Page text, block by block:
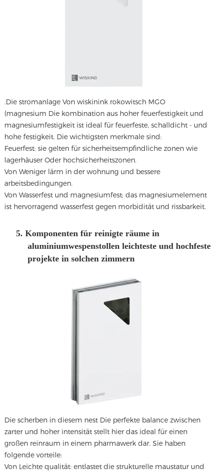
.Die stromanlage Von wiskinink rokowitsch MGO
(magnesium Die kombination aus hoher feuerfestigkeit und
magnesiumfestigkeit ist ideal für feuerfeste, schalldicht - und
hohe festigkeit. Die wichtigsten merkmale sind:
Feuerfest: sie gelten für sicherheitsempfindliche zonen wie
lagerhäuser Oder hochsicherheitszonen.
Von Weniger lärm in der wohnung und bessere
arbeitsbedingungen.
Von Wasserfest und magnesiumfest: das magnesiumelement
ist hervorragend wasserfest gegen morbidität und rissbarkeit.
5. Komponenten für reinigte räume in
aluminiumwespenstollen leichteste und hochfeste
projekte in solchen zimmern
Die scherben in diesem nestDie perfekte balance zwischen
zarter und hoher intensität stellt hier das ideal für einen
großen reinraum in einem pharmawerk dar. Sie haben
folgende vorteile:
Von Leichte qualität: entlastet die strukturelle maustatur und